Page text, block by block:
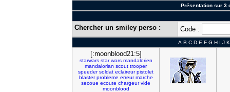
Présentation sur 3
Chercher un smiley perso : Code :
A B C D E F G H I J K
[:moonblood21:5]
starwars star wars mandalorien
mandalorian scout trooper
speeder soldat eclaireur pistolet
blaster probleme erreur marche
secoue ecoute chargeur vide
moonblood